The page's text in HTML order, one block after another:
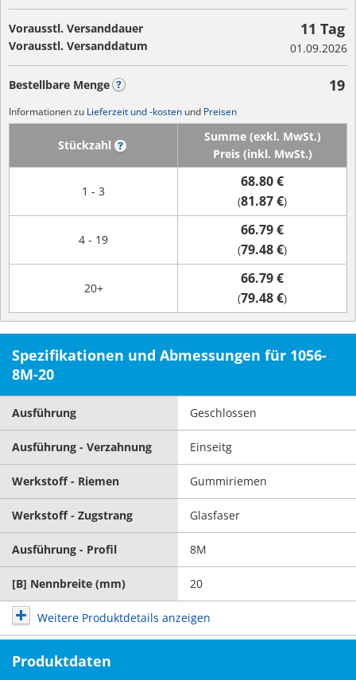
Vorausstl. Versanddauer
Vorausstl. Versanddatum
11 Tag
01.09.2026
Bestellbare Menge 19
Informationen zu Lieferzeit und -kosten und Preisen
Stückzahl
Summe (exkl. MwSt.)
Preis (inkl. MwSt.)
1 - 3
68.80 €
(81.87 €)
4 - 19
66.79 €
(79.48 €)
20+
66.79 €
(79.48 €)
Spezifikationen und Abmessungen für 1056-
8M-20
Ausführung Geschlossen
Ausführung - Verzahnung Einseitg
Werkstoff - Riemen Gummiriemen
Werkstoff - Zugstrang Glasfaser
Ausführung - Profil 8M
[B] Nennbreite (mm) 20
Weitere Produktdetails anzeigen
Produktdaten